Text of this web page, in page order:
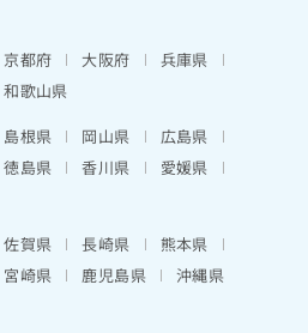
京都府 大阪府
兵庫県
和歌山県
島根県 岡山県
広島県
徳島県 香川県
愛媛県
佐賀県 長崎県
熊本県
宮崎県 鹿児島県 沖縄県